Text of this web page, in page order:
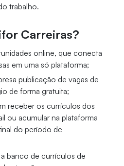
trabalho.
Carreiras?
online, que conecta
em uma só plataforma;
publicação de vagas de
de forma gratuita;
receber os currículos dos
ou acumular na plataforma
do período de
banco de currículos de